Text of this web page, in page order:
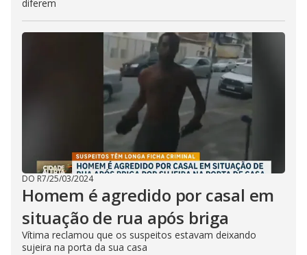
diferem
DO R7/25/03/2024
Homem é agredido por casal em
situação de rua após briga
Vítima reclamou que os suspeitos estavam deixando
sujeira na porta da sua casa